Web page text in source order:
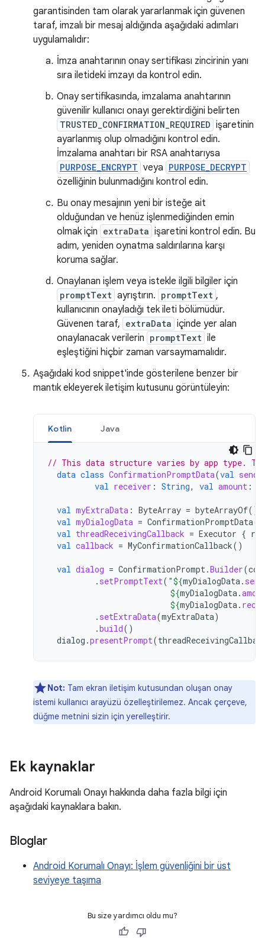
garantisinden tam olarak yararlanmak için güvenen
taraf, imzalı bir mesaj aldığında aşağıdaki adımları
uygulamalıdır:
İmza anahtarının onay sertifikası zincirinin yanı
sıra iletideki imzayı da kontrol edin.
Onay sertifikasında, imzalama anahtarının
güvenilir kullanıcı onayı gerektirdiğini belirten
TRUSTED_CONFIRMATION_REQUIRED işaretinin
ayarlanmış olup olmadığını kontrol edin.
İmzalama anahtarı bir RSA anahtarıysa
PURPOSE_ENCRYPT veya PURPOSE_DECRYPT
özelliğinin bulunmadığını kontrol edin.
Bu onay mesajının yeni bir isteğe ait
olduğundan ve henüz işlenmediğinden emin
olmak için extraData işaretini kontrol edin. Bu
adım, yeniden oynatma saldırılarına karşı
koruma sağlar.
Onaylanan işlem veya istekle ilgili bilgiler için
promptText ayrıştırın. promptText ,
kullanıcının onayladığı tek ileti bölümüdür.
Güvenen taraf, extraData içinde yer alan
onaylanacak verilerin promptText ile
eşleştiğini hiçbir zaman varsaymamalıdır.
Aşağıdaki kod snippet'inde gösterilene benzer bir
mantık ekleyerek iletişim kutusunu görüntüleyin:
Kotlin Java
// This data structure varies by app type.
data class ConfirmationPromptData(val
val receiver : String, val amount :
val myExtraData : ByteArray = byteArrayOf()
val myDialogData = ConfirmationPromptData(
val threadReceivingCallback = Executor {
val callback = MyConfirmationCallback()
val dialog = ConfirmationPrompt.Builder(
. setPromptText( "${myDialogData.
${myDialogData.
${myDialogData.
. setExtraData(myExtraData)
.build()
dialog .presentPrompt(
Not: Tam ekran iletişim kutusundan oluşan onay
istemi kullanıcı arayüzü özelleştirilemez. Ancak çerçeve,
düğme metnini sizin için yerelleştirir.
Ek kaynaklar
Android Korumalı Onayı hakkında daha fazla bilgi için
aşağıdaki kaynaklara bakın.
Bloglar
Android Korumalı Onayı: İşlem güvenliğini bir üst
seviyeye taşıma
Bu size yardımcı oldu mu?